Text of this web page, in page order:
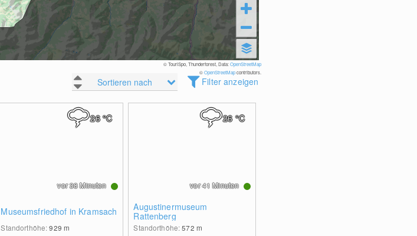
© TouriSpo, Thunderforest, Data:OpenStreetMap
©OpenStreetMapcontributors.
Sortieren nach Filter anzeigen
Museumsfriedhof in Kramsach
Standorthöhe:929m
26°C
vor 38 Minuten
Augustinermuseum
Rattenberg
Standorthöhe:572 m
26°C
vor 41 Minuten